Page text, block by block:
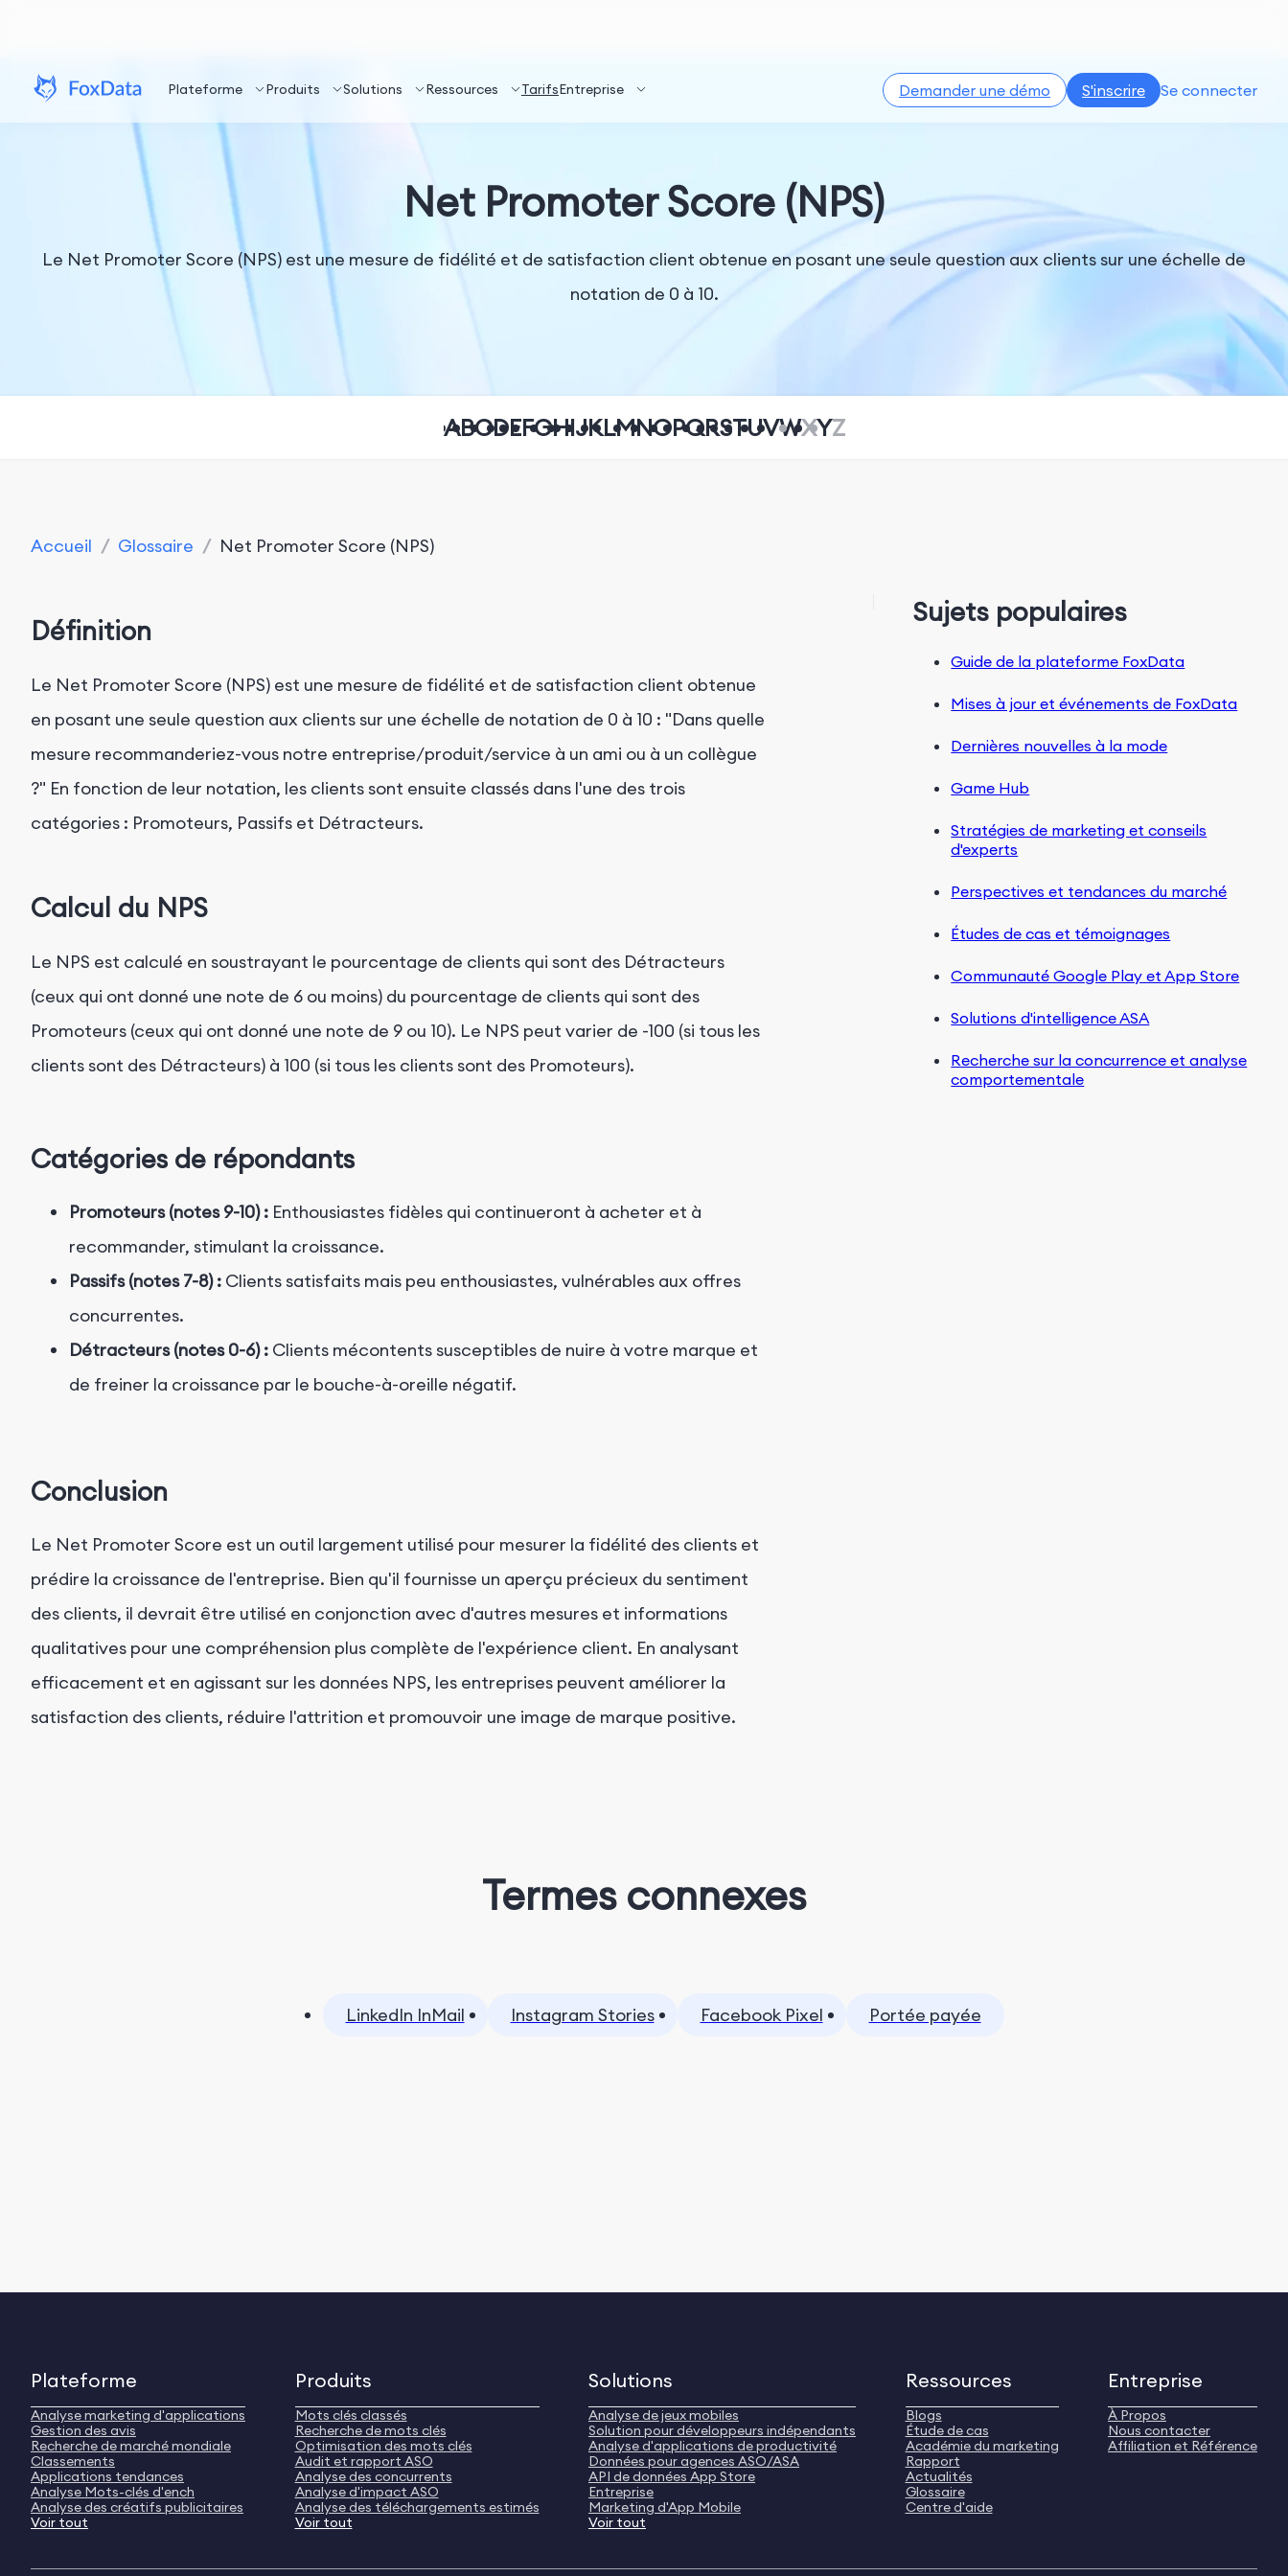
Plateforme Produits Solutions Ressources TarifsEntreprise Demander une démo S'inscrire Se connecter
Net Promoter Score (NPS)
Le Net Promoter Score (NPS) est une mesure de fidélité et de satisfaction client obtenue en posant une seule question aux clients sur une échelle de
notation de 0 à 10.
ABCDEFGHIJKLMNOPQRSTUVWXYZ
Accueil / Glossaire / Net Promoter Score (NPS)
Définition
Le Net Promoter Score (NPS) est une mesure de fidélité et de satisfaction client obtenue
en posant une seule question aux clients sur une échelle de notation de 0 à 10 : "Dans quelle
mesure recommanderiez-vous notre entreprise/produit/service à un ami ou à un collègue
?" En fonction de leur notation, les clients sont ensuite classés dans l'une des trois
catégories : Promoteurs, Passifs et Détracteurs.
Calcul du NPS
Le NPS est calculé en soustrayant le pourcentage de clients qui sont des Détracteurs
(ceux qui ont donné une note de 6 ou moins) du pourcentage de clients qui sont des
Promoteurs (ceux qui ont donné une note de 9 ou 10). Le NPS peut varier de -100 (si tous les
clients sont des Détracteurs) à 100 (si tous les clients sont des Promoteurs).
Catégories de répondants
Promoteurs (notes 9-10) : Enthousiastes fidèles qui continueront à acheter et à
recommander, stimulant la croissance.
Passifs (notes 7-8) : Clients satisfaits mais peu enthousiastes, vulnérables aux offres
concurrentes.
Détracteurs (notes 0-6) : Clients mécontents susceptibles de nuire à votre marque et
de freiner la croissance par le bouche-à-oreille négatif.
Conclusion
Le Net Promoter Score est un outil largement utilisé pour mesurer la fidélité des clients et
prédire la croissance de l'entreprise. Bien qu'il fournisse un aperçu précieux du sentiment
des clients, il devrait être utilisé en conjonction avec d'autres mesures et informations
qualitatives pour une compréhension plus complète de l'expérience client. En analysant
efficacement et en agissant sur les données NPS, les entreprises peuvent améliorer la
satisfaction des clients, réduire l'attrition et promouvoir une image de marque positive.
Sujets populaires
Guide de la plateforme FoxData
Mises à jour et événements de FoxData
Dernières nouvelles à la mode
Game Hub
Stratégies de marketing et conseils
d'experts
Perspectives et tendances du marché
Études de cas et témoignages
Communauté Google Play et App Store
Solutions d'intelligence ASA
Recherche sur la concurrence et analyse
comportementale
Termes connexes
LinkedIn InMail Instagram Stories Facebook Pixel Portée payée
Plateforme
Analyse marketing d'applications
Gestion des avis
Recherche de marché mondiale
Classements
Applications tendances
Analyse Mots-clés d'ench
Analyse des créatifs publicitaires
Voir tout
Produits
Mots clés classés
Recherche de mots clés
Optimisation des mots clés
Audit et rapport ASO
Analyse des concurrents
Analyse d'impact ASO
Analyse des téléchargements estimés
Voir tout
Solutions
Analyse de jeux mobiles
Solution pour développeurs indépendants
Analyse d'applications de productivité
Données pour agences ASO/ASA
API de données App Store
Entreprise
Marketing d'App Mobile
Voir tout
Ressources
Blogs
Étude de cas
Académie du marketing
Rapport
Actualités
Glossaire
Centre d'aide
Entreprise
À Propos
Nous contacter
Affiliation et Référence